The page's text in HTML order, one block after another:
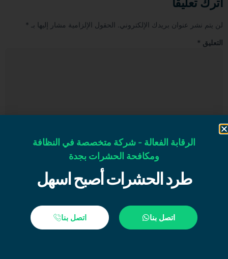
لن يتم نشر عنوان بريدك الإلكتروني. الحقول الإلزامية مشار إليها بـ *
التعليق *
الاسم
البريد الإلكتروني
الموقع الإلكتروني
الرقابة الفعالة - شركة متخصصة في النظافة
ومكافحة الحشرات بجدة
طرد الحشرات أصبح اسهل
اتصل بنا اتصل بنا